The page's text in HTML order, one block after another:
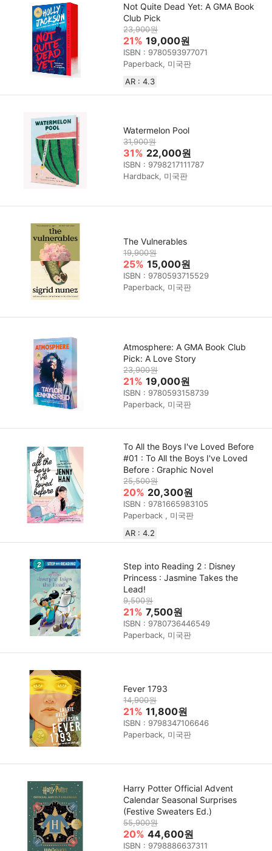
Not Quite Dead Yet: A GMA Book
Club Pick
23,900원
21% 19,000원
ISBN : 9780593977071
Paperback, 미국판
AR : 4.3
Watermelon Pool
31,900원
31% 22,000원
ISBN : 9798217111787
Hardback, 미국판
The Vulnerables
19,900원
25% 15,000원
ISBN : 9780593715529
Paperback, 미국판
Atmosphere: A GMA Book Club
Pick: A Love Story
23,900원
21% 19,000원
ISBN : 9780593158739
Paperback, 미국판
To All the Boys I've Loved Before
#01 : To All the Boys I've Loved
Before : Graphic Novel
25,500원
20% 20,300원
ISBN : 9781665983105
Paperback , 미국판
AR : 4.2
Step into Reading 2 : Disney
Princess : Jasmine Takes the
Lead!
9,500원
21% 7,500원
ISBN : 9780736446549
Paperback, 미국판
Fever 1793
14,900원
21% 11,800원
ISBN : 9798347106646
Paperback, 미국판
Harry Potter Official Advent
Calendar Seasonal Surprises
(Festive Sweaters Ed.)
55,900원
20% 44,600원
ISBN : 9798886637311